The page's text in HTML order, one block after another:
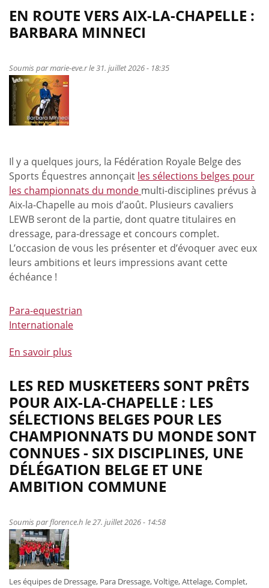
EN ROUTE VERS AIX-LA-CHAPELLE :
BARBARA MINNECI
Soumis parmarie-eve.rle 31. juillet 2026 - 18:35
Il y a quelques jours, la Fédération Royale Belge des
Sports Équestres annonçait les sélections belges pour
les championnats du monde multi-disciplines prévus à
Aix-la-Chapelle au mois d’août. Plusieurs cavaliers
LEWB seront de la partie, dont quatre titulaires en
dressage, para-dressage et concours complet.
L’occasion de vous les présenter et d’évoquer avec eux
leurs ambitions et leurs impressions avant cette
échéance !
Para-equestrian
Internationale
En savoir plus
de
En
route
vers
Aix-
la-
Chapelle
:
Barbara
LES RED MUSKETEERS SONT PRÊTS
POUR AIX-LA-CHAPELLE : LES
SÉLECTIONS BELGES POUR LES
CHAMPIONNATS DU MONDE SONT
CONNUES - SIX DISCIPLINES, UNE
DÉLÉGATION BELGE ET UNE
AMBITION COMMUNE
Soumis parflorence.h le 27. juillet 2026 - 14:58
Les équipes de Dressage, Para Dressage, Voltige, Attelage, Complet,